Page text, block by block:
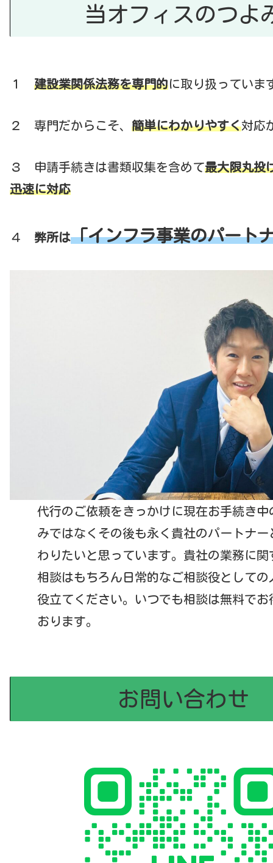
当オフィスのつよ
１ 建設業関係法務を専門的に取り扱っていま
２ 専門だからこそ、 簡単にわかりやすく対応
３ 申請手続きは書類収集を含めて最大限丸投
迅速に対応
４ 弊所は「インフラ事業のパート
代行のご依頼をきっかけに現在お手続き中
みではなくその後も永く貴社のパートナー
わりたいと思っています。貴社の業務に関
相談はもちろん日常的なご相談役としての
役立てください。いつでも相談は無料でお
おります。
お問い合わせ